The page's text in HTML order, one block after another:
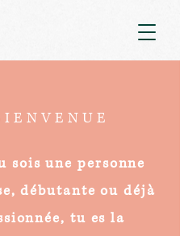
sois une personne
débutante ou déjà
tu es la